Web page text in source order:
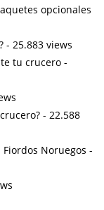
opcionales
- 25.883 views
tu crucero -
- 22.588
Noruegos -